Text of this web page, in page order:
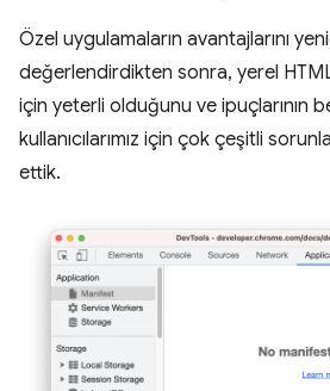
Özel uygulamaların avantajlarını
değerlendirdikten sonra, yerel
için yeterli olduğunu ve ipuçlarının
kullanıcılarımız için çok çeşitli
ettik.